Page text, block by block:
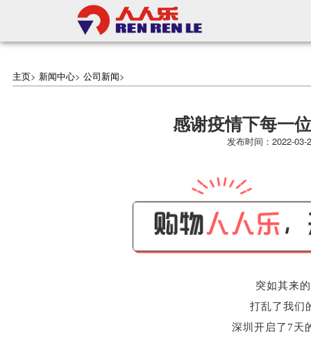
主页> 新闻中心> 公司新闻>
感谢疫情下每一
发布时间：
突如其来
打乱了我们
深圳开启了7天